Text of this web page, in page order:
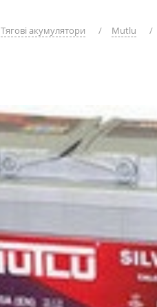
Тягові акумулятори / Mutlu /